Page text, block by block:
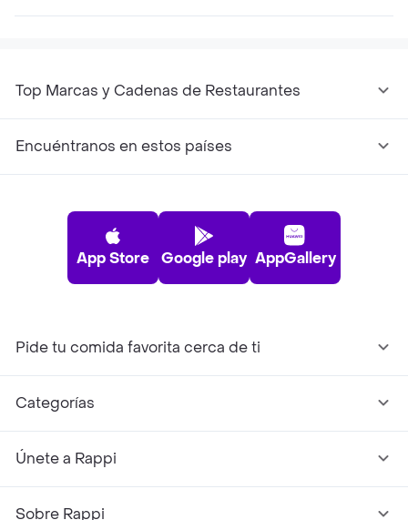
Top Marcas y Cadenas de Restaurantes
Encuéntranos en estos países
App Store Google play AppGallery
Pide tu comida favorita cerca de ti
Categorías
Únete a Rappi
Sobre Rappi